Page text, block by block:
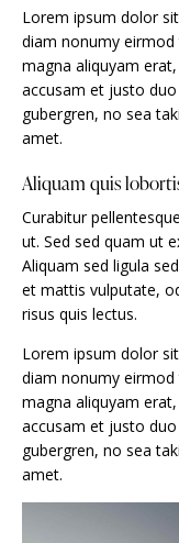
Lorem ipsum dolor
diam nonumy
magna aliquyam
accusam et justo
gubergren, no sea
amet.
Aliquam quis
Curabitur
ut. Sed sed quam ut
Aliquam sed ligula
et mattis vulputate,
risus quis lectus.
Lorem ipsum dolor
diam nonumy
magna aliquyam
accusam et justo
gubergren, no sea
amet.